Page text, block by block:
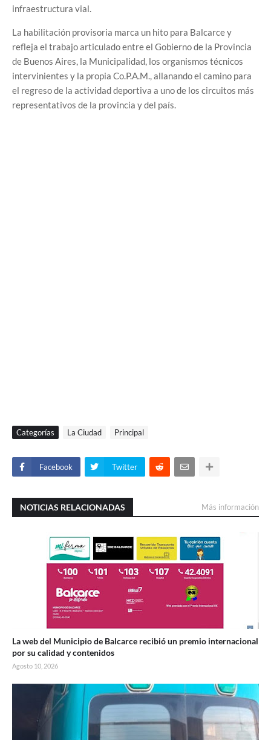
infraestructura vial.
La habilitación provisoria marca un hito para Balcarce y
refleja el trabajo articulado entre el Gobierno de la Provincia
de Buenos Aires, la Municipalidad, los organismos técnicos
intervinientes y la propia Co.P.A.M., allanando el camino para
el regreso de la actividad deportiva a uno de los circuitos más
representativos de la provincia y del país.
Categorías La Ciudad Principal
Facebook Twitter
NOTICIAS RELACIONADAS Más información
La web del Municipio de Balcarce recibió un premio internacional
por su calidad y contenidos
Agosto 10, 2026